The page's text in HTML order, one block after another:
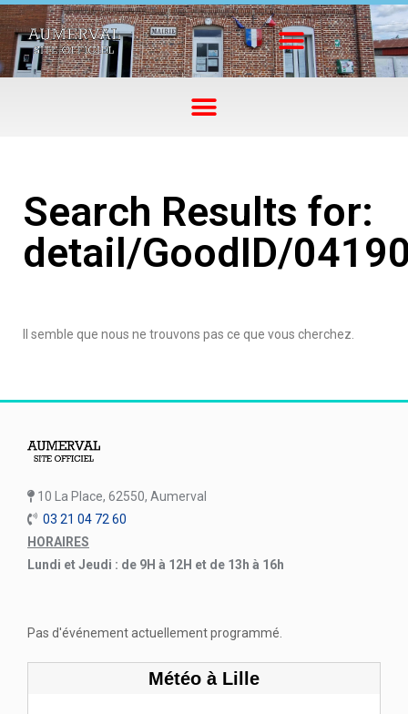
Search Results for:
detail/GoodID/
Il semble que nous ne trouvons pas ce que vous cherchez.
10 La Place, 62550, Aumerval
03 21 04 72 60
HORAIRES
Lundi et Jeudi : de 9H à 12H et de 13h à 16h
Pas d'événement actuellement programmé.
Météo à Lille